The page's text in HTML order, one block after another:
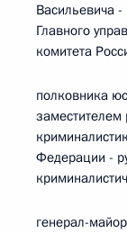
Васильевича
Главного
комитета
полковника
заместителем
Федерации -
генерал-